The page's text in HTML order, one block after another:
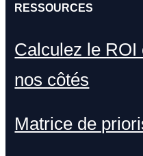
RESSOURCES
Calculez le
nos côtés
Matrice de